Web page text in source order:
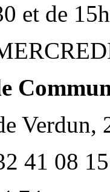
et de
Verdun,
41 08 15